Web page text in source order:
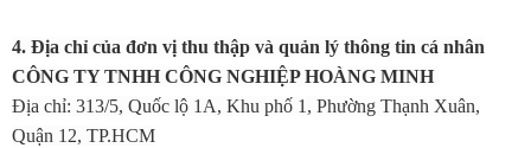
4. Địa chỉ của đơn vị thu thập và quản lý thông tin cá nhân
CÔNG TY TNHH CÔNG NGHIỆP HOÀNG MINH
Địa chỉ: 313/5, Quốc lộ 1A, Khu phố 1, Phường Thạnh Xuân,
Quận 12, TP.HCM